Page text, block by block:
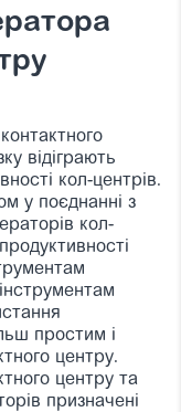
відіграють
кол-центрів.
у поєднанні з
кол-
простим і
центру.
центру та
призначені